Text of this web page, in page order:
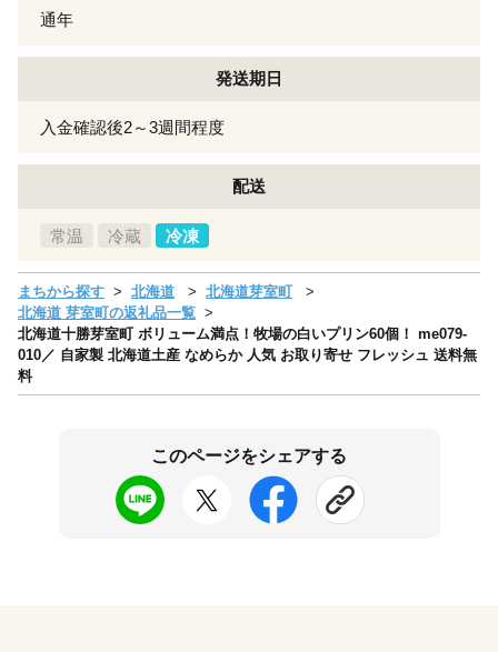
通年
発送期日
入金確認後2～3週間程度
配送
常温 冷蔵 冷凍
まちから探す 北海道
北海道芽室町
北海道 芽室町の返礼品一覧
北海道十勝芽室町 ボリューム満点！牧場の白いプリン60個！ me079-
010／ 自家製 北海道土産 なめらか 人気 お取り寄せ フレッシュ 送料無
料
このページをシェアする